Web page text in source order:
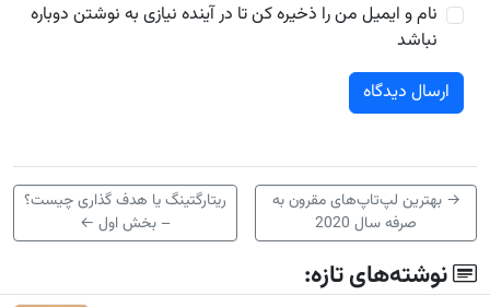
نام و ایمیل من را ذخیره کن تا در آینده نیازی به نوشتن دوباره
نباشد
→ بهترین لپ‌تاپ‌های مقرون به
صرفه سال 2020
ریتارگتینگ یا هدف گذاری چیست؟
– بخش اول ←
نوشته‌های تازه: